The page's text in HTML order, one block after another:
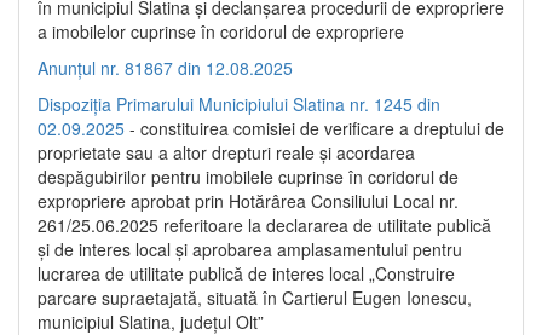
în municipiul Slatina și declanșarea procedurii de expropriere
a imobilelor cuprinse în coridorul de expropriere
Anunțul nr. 81867 din 12.08.2025
Dispoziția Primarului Municipiului Slatina nr. 1245 din
02.09.2025 - constituirea comisiei de verificare a dreptului de
proprietate sau a altor drepturi reale și acordarea
despăgubirilor pentru imobilele cuprinse în coridorul de
expropriere aprobat prin Hotărârea Consiliului Local nr.
261/25.06.2025 referitoare la declararea de utilitate publică
și de interes local și aprobarea amplasamentului pentru
lucrarea de utilitate publică de interes local „Construire
parcare supraetajată, situată în Cartierul Eugen Ionescu,
municipiul Slatina, județul Olt”